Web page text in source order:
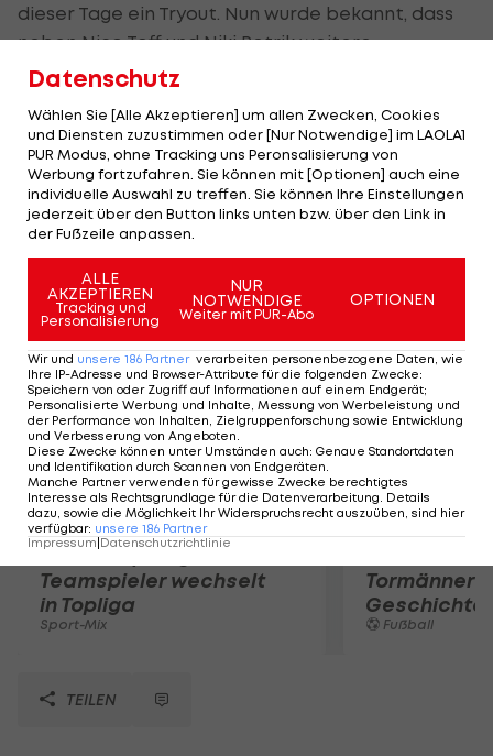
dieser Tage ein Tryout. Nun wurde bekannt, dass
neben Nico Toff und Niki Petrik weitere
aussortierte EBEL-Spieler ihr Glück bei den
Nationalspieler Christoph Harand (zuletzt Vienna
Capitals) und Michael Lebler (Meister mit den
Black Wings Linz) ein Probetraining bei den
Vorarlbergern. Auch der ehemalige Caps-
Schwede Filip Gunnarsson spielt in Dornbirn vor.
Mehr zum Thema
Karrieresprung! ÖVV-
Teamspieler wechselt
in Topliga
Sport-Mix
Tormänner
Geschichte
Fußball
TEILEN
Datenschutz
Wählen Sie [Alle Akzeptieren] um allen Zwecken, Cookies
und Diensten zuzustimmen oder [Nur Notwendige] im LAOLA1
PUR Modus, ohne Tracking uns Peronsalisierung von
Werbung fortzufahren. Sie können mit [Optionen] auch eine
individuelle Auswahl zu treffen. Sie können Ihre Einstellungen
jederzeit über den Button links unten bzw. über den Link in
der Fußzeile anpassen.
ALLE
AKZEPTIEREN
Tracking und
Personalisierung
NUR
NOTWENDIGE
Weiter mit PUR-Abo
OPTIONEN
Wir und unsere 186 Partner verarbeiten personenbezogene Daten, wie
Ihre IP-Adresse und Browser-Attribute für die folgenden Zwecke:
Speichern von oder Zugriff auf Informationen auf einem Endgerät;
Personalisierte Werbung und Inhalte, Messung von Werbeleistung und
der Performance von Inhalten, Zielgruppenforschung sowie Entwicklung
und Verbesserung von Angeboten.
Diese Zwecke können unter Umständen auch: Genaue Standortdaten
und Identifikation durch Scannen von Endgeräten.
Manche Partner verwenden für gewisse Zwecke berechtigtes
Interesse als Rechtsgrundlage für die Datenverarbeitung. Details
dazu, sowie die Möglichkeit Ihr Widerspruchsrecht auszuüben, sind hier
verfügbar: unsere 186 Partner
Impressum Datenschutzrichtlinie